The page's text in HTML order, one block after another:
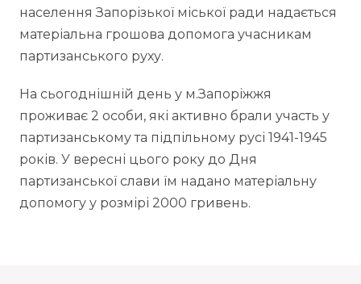
населення Запорізької міської ради надається
матеріальна грошова допомога учасникам
партизанського руху.
На сьогоднішній день у м.Запоріжжя
проживає 2 особи, які активно брали участь у
партизанському та підпільному русі 1941-1945
років. У вересні цього року до Дня
партизанської слави їм надано матеріальну
допомогу у розмірі 2000 гривень.